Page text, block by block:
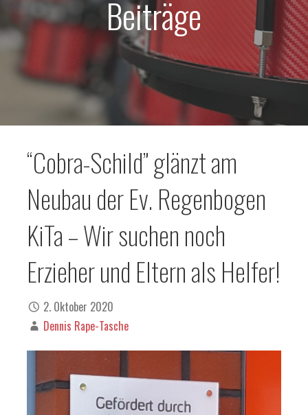
Beiträge
“Cobra-Schild” glänzt am
Neubau der Ev. Regenbogen
KiTa – Wir suchen noch
Erzieher und Eltern als Helfer!
2. Oktober 2020
Dennis Rape-Tasche